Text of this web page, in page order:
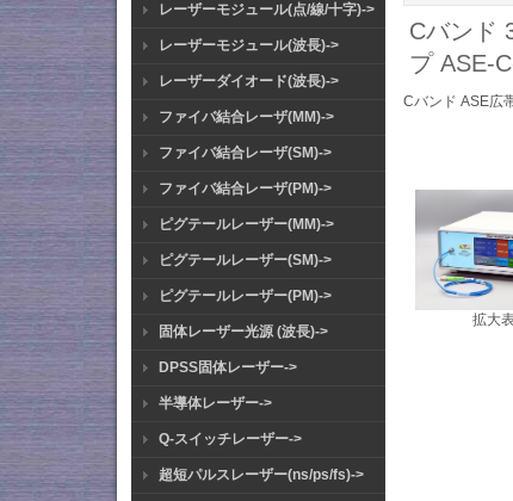
レーザーモジュール(点/線/十字)->
レーザーモジュール(波長)->
レーザーダイオード(波長)->
ファイバ結合レーザ(MM)->
ファイバ結合レーザ(SM)->
ファイバ結合レーザ(PM)->
ピグテールレーザー(MM)->
ピグテールレーザー(SM)->
ピグテールレーザー(PM)->
固体レーザー光源 (波長)->
DPSS固体レーザー->
半導体レーザー->
Q-スイッチレーザー->
超短パルスレーザー(ns/ps/fs)->
Cバンド
プ ASE-
Cバンド ASE広
拡大